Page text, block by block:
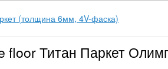
(толщина 6мм, 4V-фаска)
floor Титан Паркет